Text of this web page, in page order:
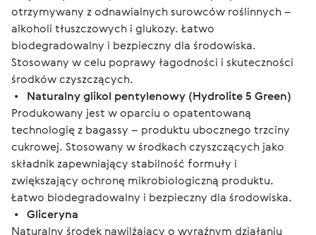
otrzymywany z odnawialnych surowców roślinnych –
alkoholi tłuszczowych i glukozy. Łatwo
biodegradowalny i bezpieczny dla środowiska.
Stosowany w celu poprawy łagodności i skuteczności
środków czyszczących.
• Naturalny glikol pentylenowy (Hydrolite 5 Green)
Produkowany jest w oparciu o opatentowaną
technologię z bagassy – produktu ubocznego trzciny
cukrowej. Stosowany w środkach czyszczących jako
składnik zapewniający stabilność formuły i
zwiększający ochronę mikrobiologiczną produktu.
Łatwo biodegradowalny i bezpieczny dla środowiska.
• Gliceryna
Naturalny środek nawilżający o wyraźnym działaniu